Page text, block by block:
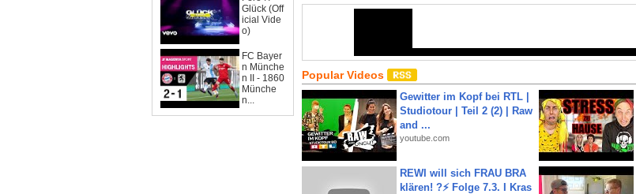
Glück (Off
icial Vide
o)
FC Bayer
n Münche
n II - 1860
Münche
n...
Popular Videos
Gewitter im Kopf bei RTL |
Studiotour | Teil 2 (2) | Raw
and ...
youtube.com
REWI will sich FRAU BRA
klären! ?⚡️ Folge 7.3. I Kras